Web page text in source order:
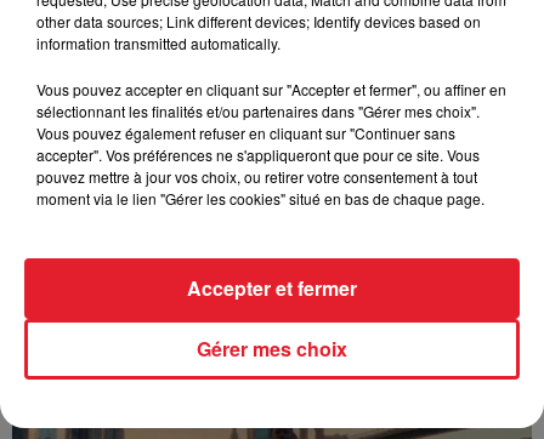
Franglish & Keblack - Génération Impolie
other data sources; Link different devices; Identify devices based on
information transmitted automatically.
Vous pouvez accepter en cliquant sur "Accepter et fermer", ou affiner en
sélectionnant les finalités et/ou partenaires dans "Gérer mes choix".
Vous pouvez également refuser en cliquant sur "Continuer sans
accepter". Vos préférences ne s'appliqueront que pour ce site. Vous
pouvez mettre à jour vos choix, ou retirer votre consentement à tout
moment via le lien "Gérer les cookies" situé en bas de chaque page.
Gérer mes choix
Accepter et fermer